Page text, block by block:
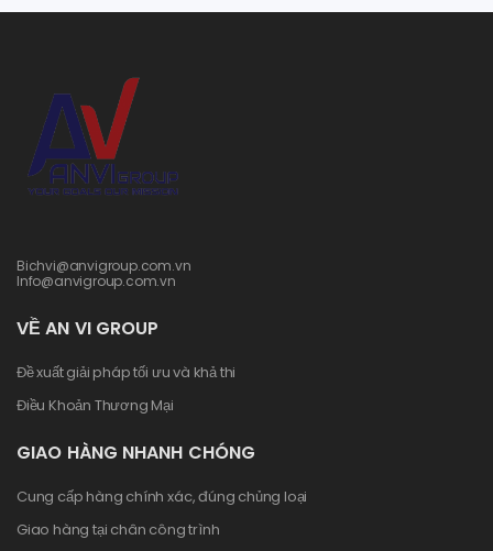
Bichvi@anvigroup.com.vn
Info@anvigroup.com.vn
VỀ AN VI GROUP
Đề xuất giải pháp tối ưu và khả thi
Điều Khoản Thương Mại
GIAO HÀNG NHANH CHÓNG
Cung cấp hàng chính xác, đúng chủng loại
Giao hàng tại chân công trình